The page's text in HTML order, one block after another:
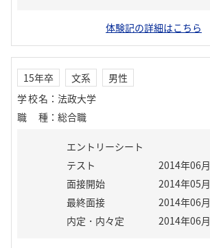
体験記の詳細はこちら
15年卒 文系
男性
学校名 ： 法政大学
職種 ： 総合職
エントリーシート
テスト
2014年06月
面接開始
2014年05月
最終面接
2014年06月
内定・内々定
2014年06月